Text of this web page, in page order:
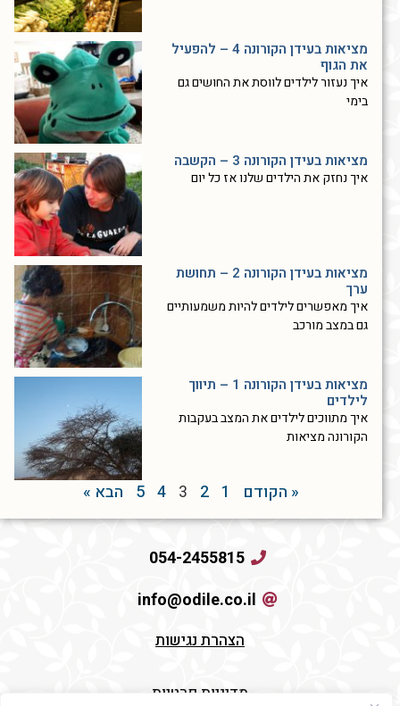
מציאות בעידן הקורונה 4 – להפעיל
את הגוף
איך נעזור לילדים לווסת את החושים גם
בימי
מציאות בעידן הקורונה 3 – הקשבה
איך נחזק את הילדים שלנו אז כל יום
מציאות בעידן הקורונה 2 – תחושת
ערך
איך מאפשרים לילדים להיות משמעותיים
גם במצב מורכב
מציאות בעידן הקורונה 1 – תיווך
לילדים
איך מתווכים לילדים את המצב בעקבות
הקורונה מציאות
« הקודם 1
2
3
4
5 הבא »
054-2455815
info@odile.co.il
הצהרת נגישות
מדיניות פרטיות